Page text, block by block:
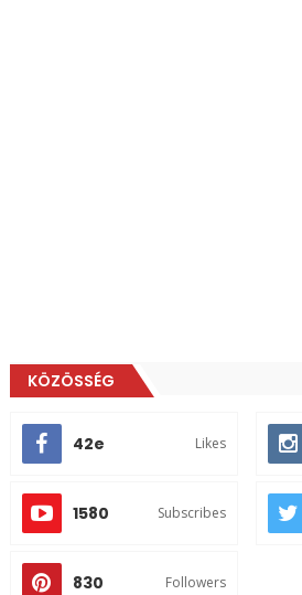
KÖZÖSSÉG
42e Likes
1580 Subscribes
830 Followers